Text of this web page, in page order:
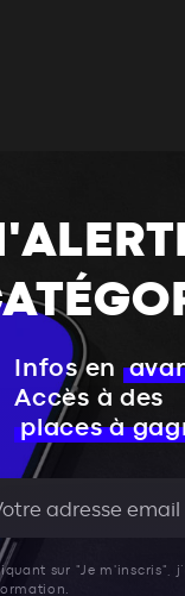
Infos en
Accès à des
places à
sur "Je m'inscris",